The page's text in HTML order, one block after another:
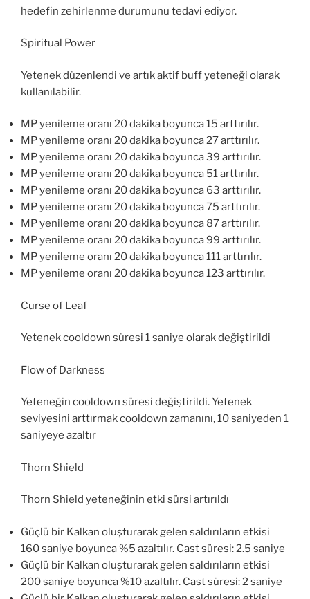
hedefin zehirlenme durumunu tedavi ediyor.
Spiritual Power
Yetenek düzenlendi ve artık aktif buff yeteneği olarak
kullanılabilir.
MP yenileme oranı 20 dakika boyunca 15 arttırılır.
MP yenileme oranı 20 dakika boyunca 27 arttırılır.
MP yenileme oranı 20 dakika boyunca 39 arttırılır.
MP yenileme oranı 20 dakika boyunca 51 arttırılır.
MP yenileme oranı 20 dakika boyunca 63 arttırılır.
MP yenileme oranı 20 dakika boyunca 75 arttırılır.
MP yenileme oranı 20 dakika boyunca 87 arttırılır.
MP yenileme oranı 20 dakika boyunca 99 arttırılır.
MP yenileme oranı 20 dakika boyunca 111 arttırılır.
MP yenileme oranı 20 dakika boyunca 123 arttırılır.
Curse of Leaf
Yetenek cooldown süresi 1 saniye olarak değiştirildi
Flow of Darkness
Yeteneğin cooldown süresi değiştirildi. Yetenek
seviyesini arttırmak cooldown zamanını, 10 saniyeden 1
saniyeye azaltır
Thorn Shield
Thorn Shield yeteneğinin etki sürsi artırıldı
Güçlü bir Kalkan oluşturarak gelen saldırıların etkisi
160 saniye boyunca %5 azaltılır. Cast süresi: 2.5 saniye
Güçlü bir Kalkan oluşturarak gelen saldırıların etkisi
200 saniye boyunca %10 azaltılır. Cast süresi: 2 saniye